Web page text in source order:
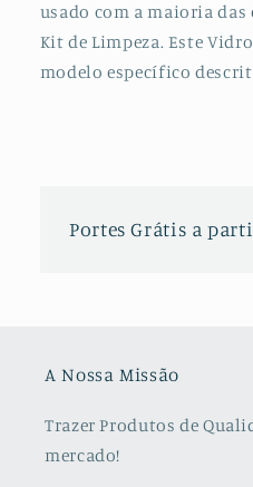
usado com a maioria
Kit de Limpeza. Este
modelo específico
Portes Grátis a
A Nossa Missão
Trazer Produtos de
mercado!